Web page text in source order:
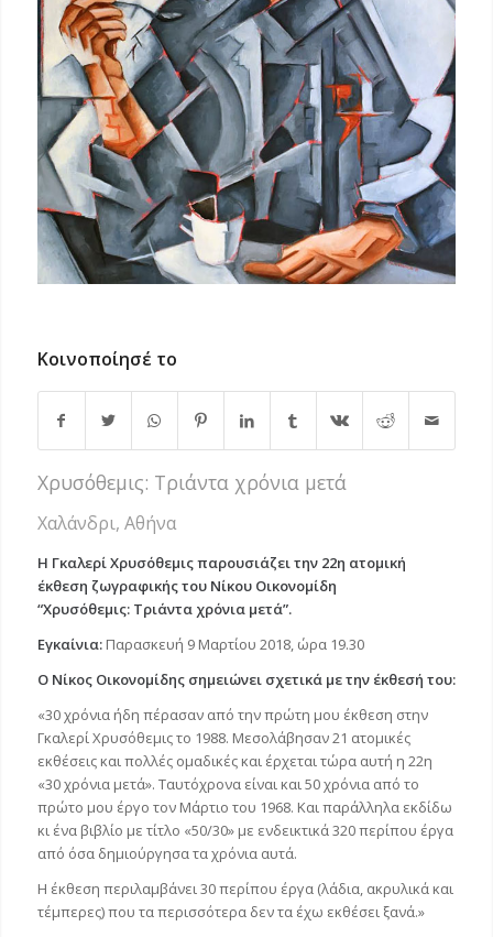
Κοινοποίησέ το
Χρυσόθεμις: Τριάντα χρόνια μετά
Χαλάνδρι, Αθήνα
Η Γκαλερί Χρυσόθεμις παρουσιάζει την 22η ατομική
έκθεση ζωγραφικής του Νίκου Οικονομίδη
“Χρυσόθεμις: Τριάντα χρόνια μετά”.
Εγκαίνια:Παρασκευή 9 Μαρτίου 2018, ώρα 19.30
O Νίκος Οικονομίδης σημειώνει σχετικά με την έκθεσή του:
«30 χρόνια ήδη πέρασαν από την πρώτη μου έκθεση στην
Γκαλερί Χρυσόθεμις το 1988. Μεσολάβησαν 21 ατομικές
εκθέσεις και πολλές ομαδικές και έρχεται τώρα αυτή η 22η
«30 χρόνια μετά». Ταυτόχρονα είναι και 50 χρόνια από το
πρώτο μου έργο τον Μάρτιο του 1968. Και παράλληλα εκδίδω
κι ένα βιβλίο με τίτλο «50/30» με ενδεικτικά 320 περίπου έργα
από όσα δημιούργησα τα χρόνια αυτά.
Η έκθεση περιλαμβάνει 30 περίπου έργα (λάδια, ακρυλικά και
τέμπερες) που τα περισσότερα δεν τα έχω εκθέσει ξανά.»